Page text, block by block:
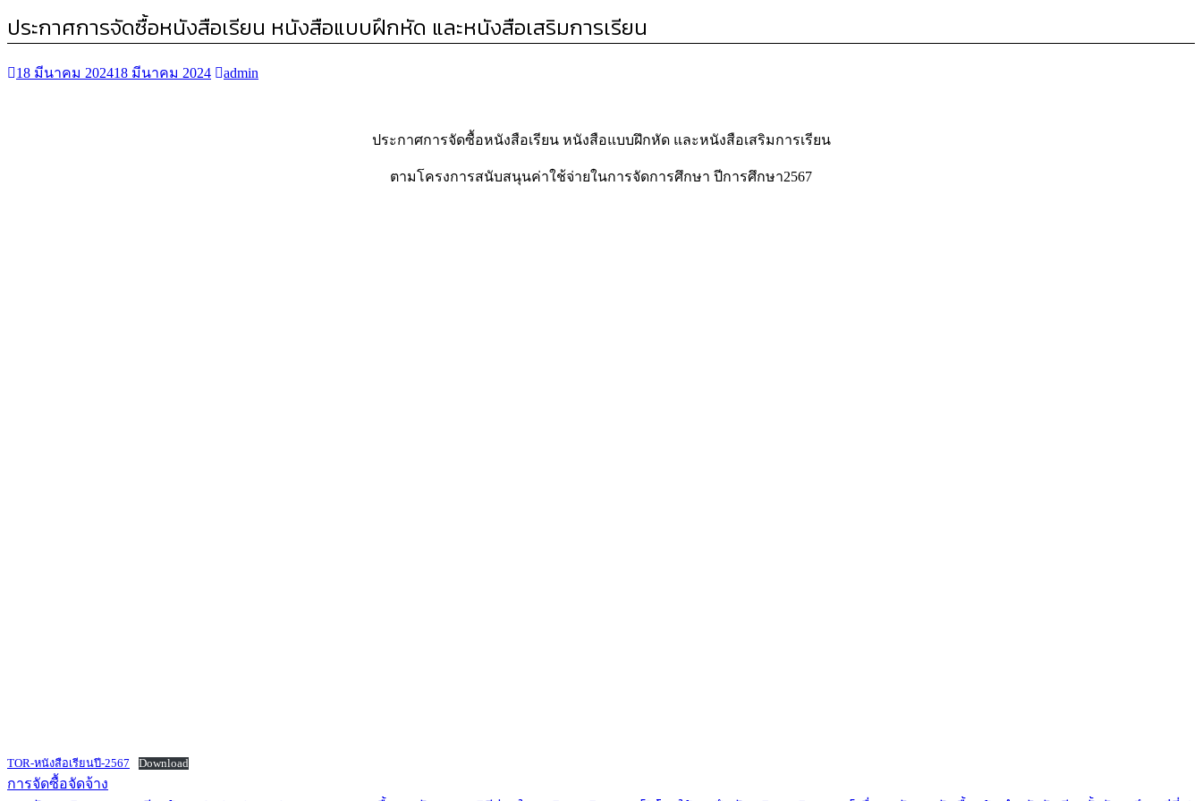
ประกาศการจัดซื้อหนังสือเรียน หนังสือแบบฝึกหัด และหนังสือเสริมการเรียน
18 มีนาคม 202418 มีนาคม 2024 admin
ประกาศการจัดซื้อหนังสือเรียน หนังสือแบบฝึกหัด และหนังสือเสริมการเรียน
ตามโครงการสนับสนุนค่าใช้จ่ายในการจัดการศึกษา ปีการศึกษา2567
TOR-หนังสือเรียนปี-2567 Download
การจัดซื้อจัดจ้าง